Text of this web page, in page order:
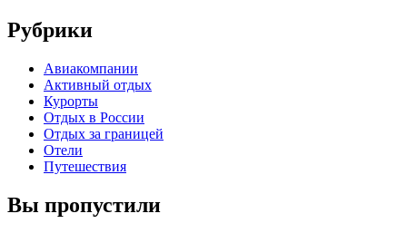
Рубрики
Авиакомпании
Активный отдых
Курорты
Отдых в России
Отдых за границей
Отели
Путешествия
Вы пропустили